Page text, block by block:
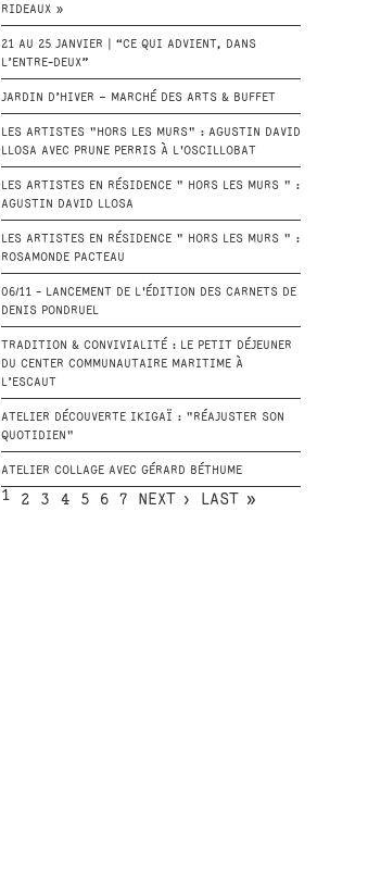
RIDEAUX »
21 AU 25 JANVIER | “CE QUI ADVIENT, DANS
L’ENTRE-DEUX”
JARDIN D’HIVER – MARCHÉ DES ARTS & BUFFET
LES ARTISTES "HORS LES MURS" : AGUSTIN DAVID
LLOSA AVEC PRUNE PERRIS À L'OSCILLOBAT
LES ARTISTES EN RÉSIDENCE " HORS LES MURS " :
AGUSTIN DAVID LLOSA
LES ARTISTES EN RÉSIDENCE " HORS LES MURS " :
ROSAMONDE PACTEAU
06/11 - LANCEMENT DE L'ÉDITION DES CARNETS DE
DENIS PONDRUEL
TRADITION & CONVIVIALITÉ : LE PETIT DÉJEUNER
DU CENTER COMMUNAUTAIRE MARITIME À
L’ESCAUT
ATELIER DÉCOUVERTE IKIGAÏ : "RÉAJUSTER SON
QUOTIDIEN"
ATELIER COLLAGE AVEC GÉRARD BÉTHUME
1 2 3 4 5 6 7 NEXT › LAST »